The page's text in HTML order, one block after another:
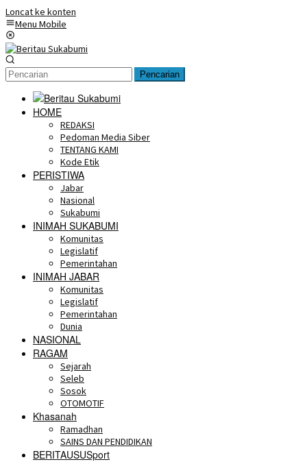
Loncat ke konten
Menu Mobile
Pencarian
HOME
REDAKSI
Pedoman Media Siber
TENTANG KAMI
Kode Etik
PERISTIWA
Jabar
Nasional
Sukabumi
INIMAH SUKABUMI
Komunitas
Legislatif
Pemerintahan
INIMAH JABAR
Komunitas
Legislatif
Pemerintahan
Dunia
NASIONAL
RAGAM
Sejarah
Seleb
Sosok
OTOMOTIF
Khasanah
Ramadhan
SAINS DAN PENDIDIKAN
BERITAUSUSport